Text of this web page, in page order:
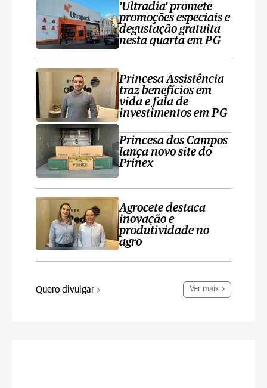
'Ultradia' promete
promoções especiais e
degustação gratuita
nesta quarta em PG
Princesa Assistência
traz benefícios em
vida e fala de
investimentos em PG
Princesa dos Campos
lança novo site do
Prinex
Agrocete destaca
inovação e
produtividade no
agro
Quero divulgar Ver mais